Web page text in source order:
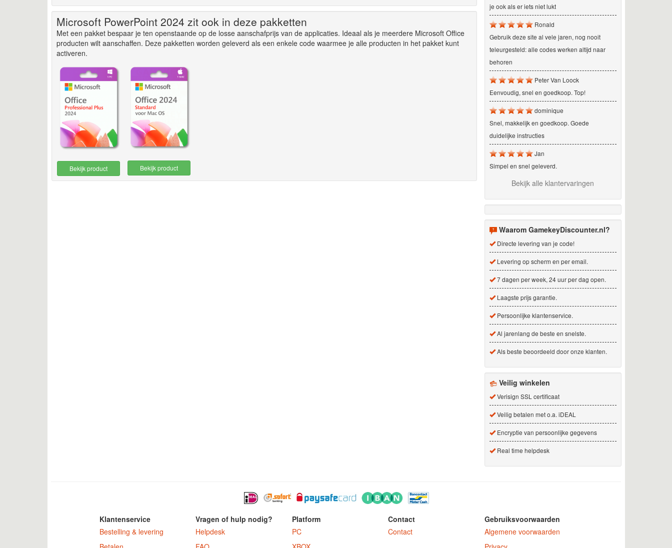
Microsoft PowerPoint 2024 zit ook in deze pakketten
Met een pakket bespaar je ten openstaande op de losse aanschafprijs van de applicaties. Ideaal als je meerdere Microsoft Office
producten wilt aanschaffen. Deze pakketten worden geleverd als een enkele code waarmee je alle producten in het pakket kunt
activeren.
Bekijk product Bekijk product
je ook als er iets niet lukt
Ronald
Gebruik deze site al vele jaren, nog nooit
teleurgesteld: alle codes werken altijd naar
behoren
Peter Van Loock
Eenvoudig, snel en goedkoop. Top!
dominique
Snel, makkelijk en goedkoop. Goede
duidelijke instructies
Jan
Simpel en snel geleverd.
Bekijk alle klantervaringen
Waarom GamekeyDiscounter.nl?
Directe levering van je code!
Levering op scherm en per email.
7 dagen per week, 24 uur per dag open.
Laagste prijs garantie.
Persoonlijke klantenservice.
Al jarenlang de beste en snelste.
Als beste beoordeeld door onze klanten.
Veilig winkelen
Verisign SSL certificaat
Veilig betalen met o.a. iDEAL
Encryptie van persoonlijke gegevens
Real time helpdesk
Klantenservice
Bestelling & levering
Vragen of hulp nodig?
Helpdesk
Platform
PC
Contact
Contact
Gebruiksvoorwaarden
Algemene voorwaarden